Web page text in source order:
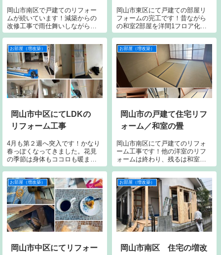
岡山市南区で戸建てのリフォー
ムが続いています！減築からの
改修工事で雨仕舞いしながらの
進行となっています。米子の支
な寸法取りで板金加工の前段取
りです。古い建物だからこそ納
め方が難しく試行錯誤となって
いますがそれぞれ...
岡山市東区にて戸建ての部屋リ
フォームの完工です！昔ながら
の和室2部屋を洋間1フロア化
し、広々と使用できるようにリ
ま、この驚きのビフォーアフタ
ーをご覧ください！なんという
事でしょう。床の間も押し入れ
や収納も、ナゲシや...
お部屋（増改築）
岡山市中区にてLDKの
リフォーム工事
4月も第２週へ突入です！かなり
春っぽくなってきました。花見
の季節は身体もココロも暖まり
ますね。桜を観にいかれた方も
くのは、たった3週間程の期間な
のでちょっぴり寂しいですがそ
の分楽しめるといいですね。さ
て本日より岡...
お部屋（増改築）
岡山市の戸建て住宅リフ
ォーム／和室の畳
岡山市南区にて戸建てのリフォ
ーム工事です！他の洋室のリフ
ォームは終わり、残るは和室と
なりました。畳は表替えとなり
るのは畳目が縦向きと横向きで
色も違って見える現象です。本
当は全く同じ仕上がりです。襖
のご選択もしてい...
お部屋（増改築）
岡山市中区にてリフォー
お部屋（増改築）
岡山市南区 住宅の増改